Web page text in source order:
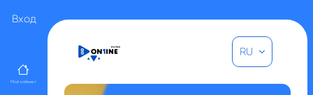
Вход
Мой кабинет
RU